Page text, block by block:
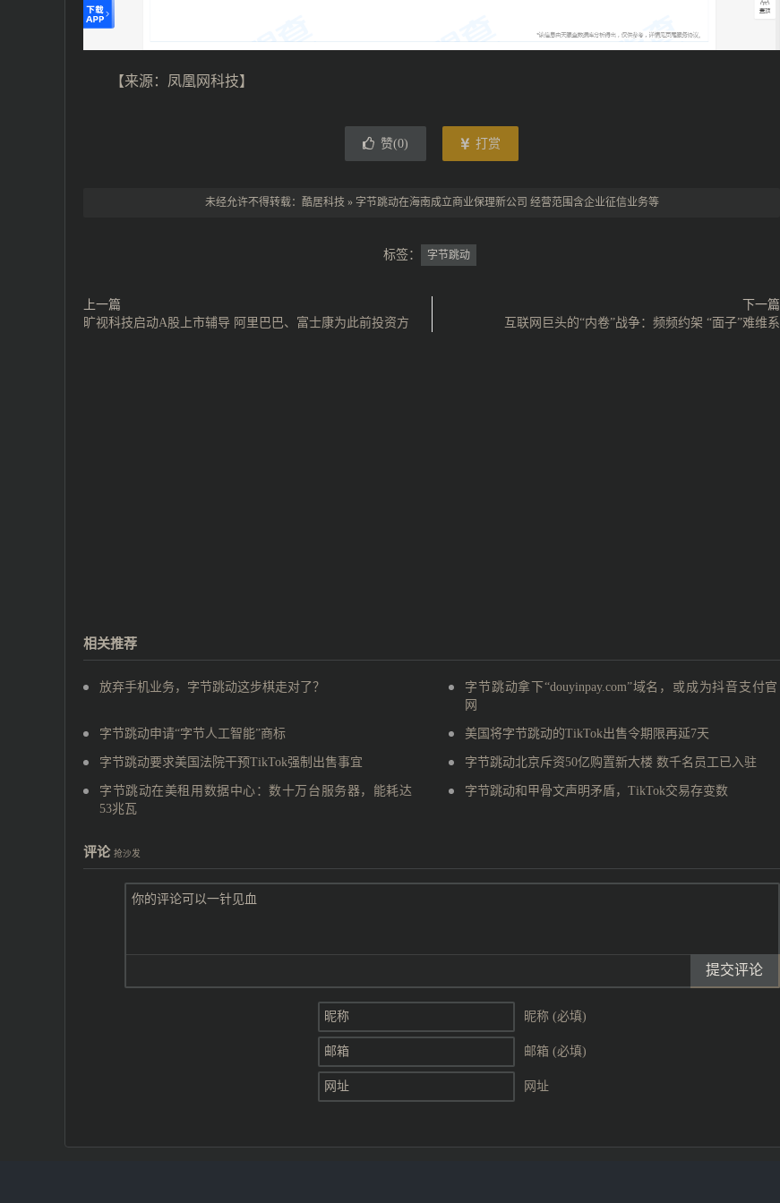
【来源：凤凰网科技】
赞(0) 打赏
未经允许不得转载： 酷居科技 » 字节跳动在海南成立商业保理新公司 经营范围含企业征信业务等
标签： 字节跳动
上一篇
旷视科技启动A股上市辅导 阿里巴巴、富士康为此前投资方
下一篇
互联网巨头的“内卷”战争：频频约架 “面子”难维系
相关推荐
放弃手机业务，字节跳动这步棋走对了？
字节跳动拿下“douyinpay.com”域名，或成为抖音支付官
网
字节跳动申请“字节人工智能”商标 美国将字节跳动的TikTok出售令期限再延7天
字节跳动要求美国法院干预TikTok强制出售事宜 字节跳动北京斥资50亿购置新大楼 数千名员工已入驻
字节跳动在美租用数据中心：数十万台服务器，能耗达
53兆瓦
字节跳动和甲骨文声明矛盾，TikTok交易存变数
评论 抢沙发
提交评论
昵称 (必填)
邮箱 (必填)
网址